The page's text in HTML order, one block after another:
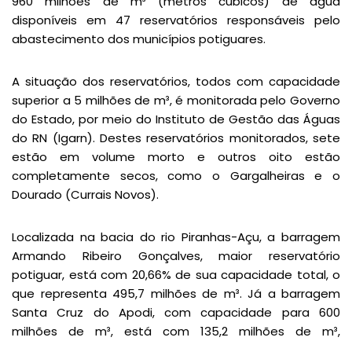
disponíveis em 47 reservatórios responsáveis pelo
abastecimento dos municípios potiguares.
A situação dos reservatórios, todos com capacidade
superior a 5 milhões de m³, é monitorada pelo Governo
do Estado, por meio do Instituto de Gestão das Águas
do RN (Igarn). Destes reservatórios monitorados, sete
estão em volume morto e outros oito estão
completamente secos, como o Gargalheiras e o
Dourado (Currais Novos).
Localizada na bacia do rio Piranhas-Açu, a barragem
Armando Ribeiro Gonçalves, maior reservatório
potiguar, está com 20,66% de sua capacidade total, o
que representa 495,7 milhões de m³. Já a barragem
Santa Cruz do Apodi, com capacidade para 600
milhões de m³, está com 135,2 milhões de m³,